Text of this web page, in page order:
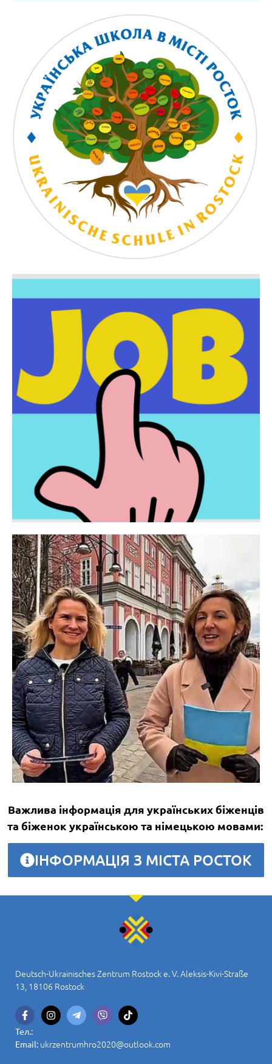
Важлива інформація для українських біженців
та біженок українською та німецькою мовами:
ІНФОРМАЦІЯ З МІСТА РОСТОК
Deutsch-Ukrainisches Zentrum Rostock e. V. Aleksis-Kivi-Straße
13, 18106 Rostock
Тел.:
Email: ukrzentrumhro2020@outlook.com